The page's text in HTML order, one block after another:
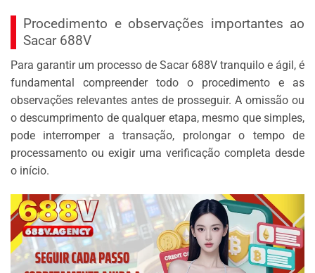
Procedimento e observações importantes ao
Sacar 688V
Para garantir um processo de Sacar 688V tranquilo e ágil, é
fundamental compreender todo o procedimento e as
observações relevantes antes de prosseguir. A omissão ou
o descumprimento de qualquer etapa, mesmo que simples,
pode interromper a transação, prolongar o tempo de
processamento ou exigir uma verificação completa desde
o início.